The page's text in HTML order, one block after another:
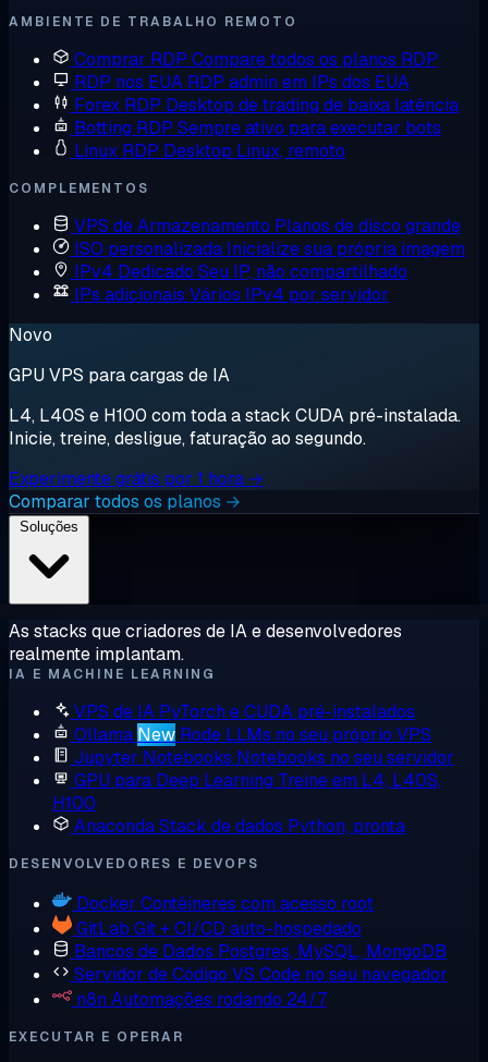
AMBIENTE DE TRABALHO REMOTO
Comprar RDP Compare todos os planos RDP
RDP nos EUA RDP admin em IPs dos EUA
Forex RDP Desktop de trading de baixa latência
Botting RDP Sempre ativo para executar bots
Linux RDP Desktop Linux, remoto
COMPLEMENTOS
VPS de Armazenamento Planos de disco grande
ISO personalizada Inicialize sua própria imagem
IPv4 Dedicado Seu IP, não compartilhado
IPs adicionais Vários IPv4 por servidor
Novo
GPU VPS para cargas de IA
L4, L40S e H100 com toda a stack CUDA pré-instalada.
Inicie, treine, desligue, faturação ao segundo.
Experimente grátis por 1 hora →
Comparar todos os planos →
As stacks que criadores de IA e desenvolvedores
realmente implantam.
IA E MACHINE LEARNING
VPS de IA PyTorch e CUDA pré-instalados
Ollama New Rode LLMs no seu próprio VPS
Jupyter Notebooks Notebooks no seu servidor
GPU para Deep Learning Treine em L4, L40S,
H100
AnacondaStack de dados Python, pronta
DESENVOLVEDORES E DEVOPS
Docker Contêineres com acesso root
GitLab Git + CI/CD auto-hospedado
Bancos de Dados Postgres, MySQL, MongoDB
Servidor de Código VS Code no seu navegador
n8n Automações rodando 24/7
EXECUTAR E OPERAR